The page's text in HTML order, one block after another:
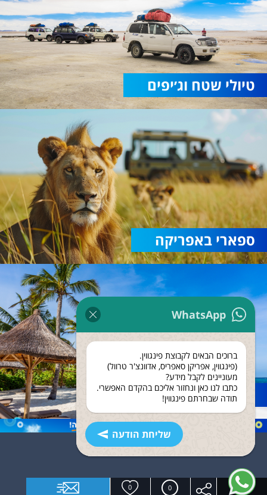
0
0
WhatsApp
ברוכים הבאים לקבוצת פינגווין.
(פינגווין, אפריקן סאפריס, אדוונצ'ר טרוול)
מעוניינים לקבל מידע?
כתבו לנו כאן ונחזור אליכם בהקדם האפשרי.
תודה שבחרתם פינגווין!
שליחת הודעה
טיולי שטח וג׳יפים
ספארי באפריקה
נופש בזנזיבר